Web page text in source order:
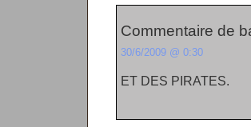
Commentaire de
30/6/2009 @ 0:30
ET DES PIRATES.